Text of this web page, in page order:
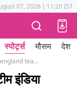
Tak Astrotak
07, 2026 | 11:20 IST
स्पोर्ट्स मौसम देश
Smriti Mandhana x factor in england team india wins second match
इंडिया